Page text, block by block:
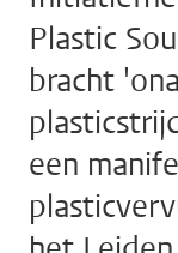
Plastic
bracht
een